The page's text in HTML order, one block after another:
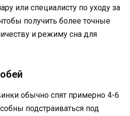
или специалисту по уходу за
получить более точные
и режиму сна для
обычно спят примерно 4-6
подстраиваться под